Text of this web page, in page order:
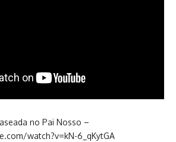
no Pai Nosso –
watch?v=kN-6_qKytGA